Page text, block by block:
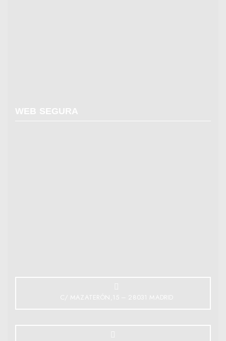
WEB SEGURA
C/ MAZATERÓN,15 – 28031 MADRID